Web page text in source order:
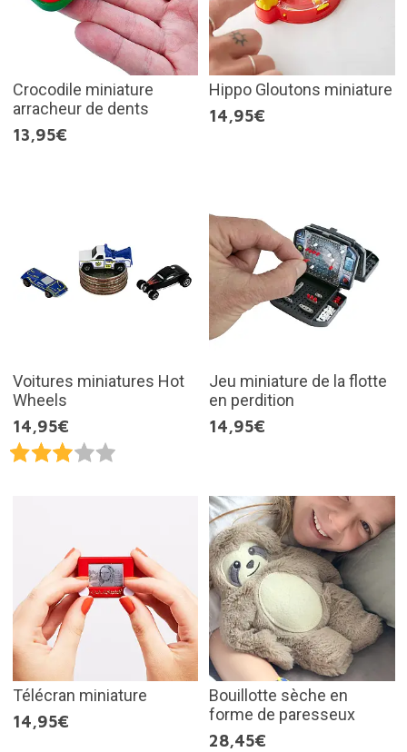
Crocodile miniature
arracheur de dents
13,95€
Hippo Gloutons miniature
14,95€
Voitures miniatures Hot
Wheels
14,95€
Jeu miniature de la flotte
en perdition
14,95€
Télécran miniature
14,95€
Bouillotte sèche en
forme de paresseux
28,45€